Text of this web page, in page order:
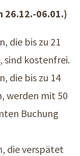
06.01.)
die bis zu 21
sind kostenfrei.
die bis zu 14
werden mit 50
Buchung
die verspätet